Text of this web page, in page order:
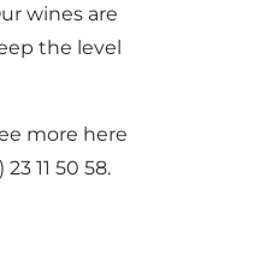
wines are
the level
more here
23 11 50 58.